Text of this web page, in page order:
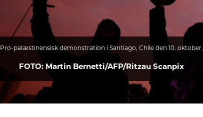
Pro-palæstinensisk demonstration i Santiago, Chile den 10. oktober.
FOTO: Martin Bernetti/AFP/Ritzau Scanpix